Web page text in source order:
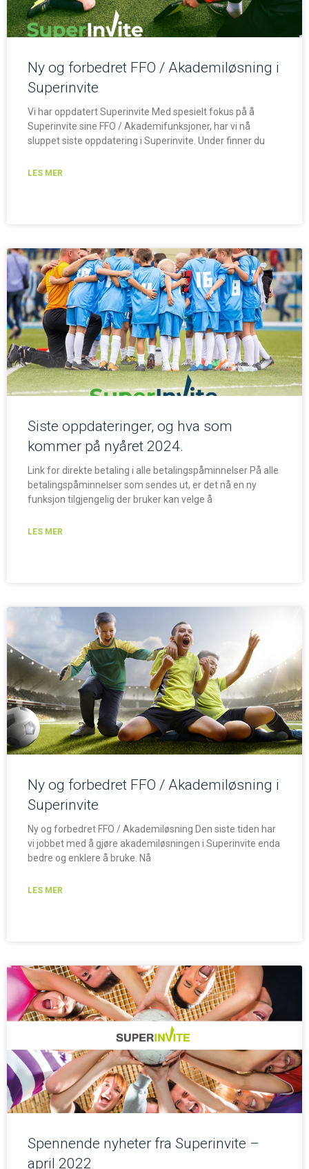
Ny og forbedret FFO / Akademiløsning i
Superinvite
Vi har oppdatert Superinvite Med spesielt fokus på å
Superinvite sine FFO / Akademifunksjoner, har vi nå
sluppet siste oppdatering i Superinvite. Under finner du
LES MER
Siste oppdateringer, og hva som
kommer på nyåret 2024.
Link for direkte betaling i alle betalingspåminnelser På alle
betalingspåminnelser som sendes ut, er det nå en ny
funksjon tilgjengelig der bruker kan velge å
LES MER
Ny og forbedret FFO / Akademiløsning i
Superinvite
Ny og forbedret FFO / Akademiløsning Den siste tiden har
vi jobbet med å gjøre akademiløsningen i Superinvite enda
bedre og enklere å bruke. Nå
LES MER
Spennende nyheter fra Superinvite –
april 2022